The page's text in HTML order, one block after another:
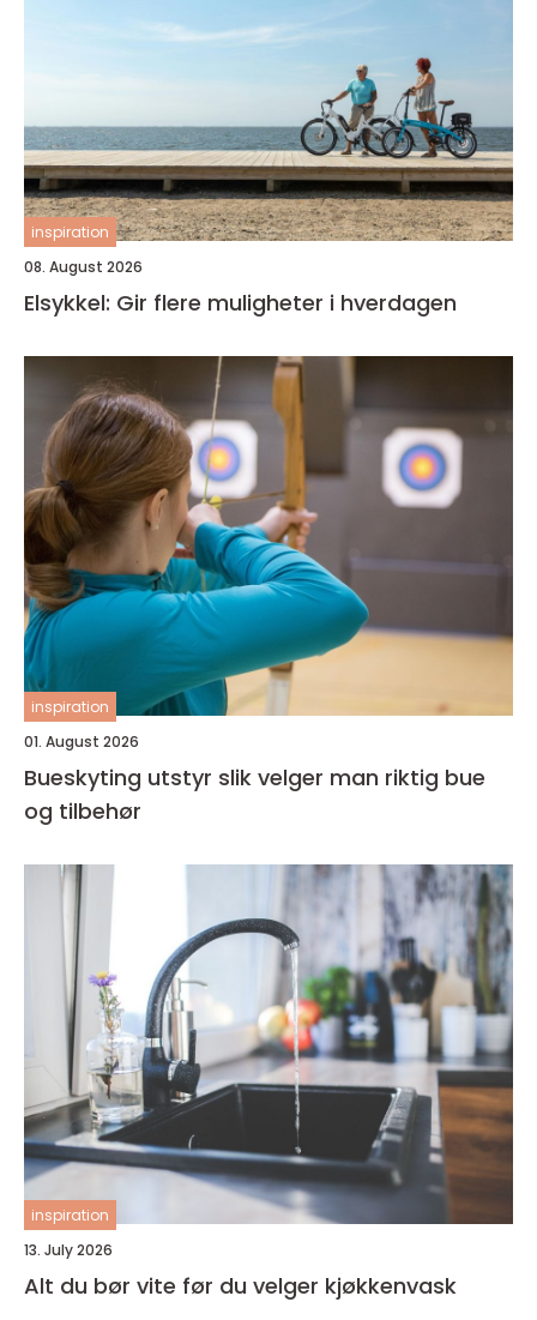
inspiration
08. August 2026
Elsykkel: Gir flere muligheter i hverdagen
inspiration
01. August 2026
Bueskyting utstyr slik velger man riktig bue
og tilbehør
inspiration
13. July 2026
Alt du bør vite før du velger kjøkkenvask